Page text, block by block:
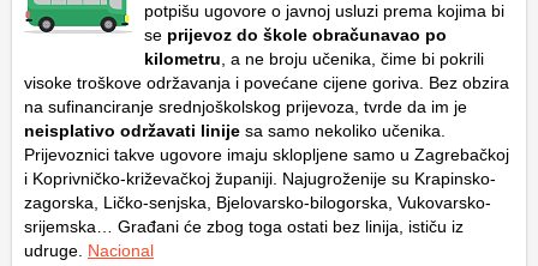
potpišu ugovore o javnoj usluzi prema kojima bi
se prijevoz do škole obračunavao po
kilometru , a ne broju učenika, čime bi pokrili
visoke troškove održavanja i povećane cijene goriva. Bez obzira
na sufinanciranje srednjoškolskog prijevoza, tvrde da im je
neisplativo održavati linije sa samo nekoliko učenika.
Prijevoznici takve ugovore imaju sklopljene samo u Zagrebačkoj
i Koprivničko-križevačkoj županiji. Najugroženije su Krapinsko-
zagorska, Ličko-senjska, Bjelovarsko-bilogorska, Vukovarsko-
srijemska… Građani će zbog toga ostati bez linija, ističu iz
udruge. Nacional